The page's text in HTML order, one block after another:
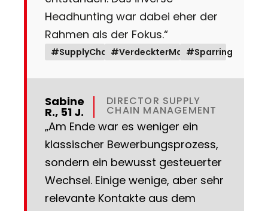
Headhunting war dabei eher der
Rahmen als der Fokus.“
#SupplyChain#VerdeckterMarkt#Sparring
Sabine
R., 51 J.
DIRECTOR SUPPLY
CHAIN MANAGEMENT
„Am Ende war es weniger ein
klassischer Bewerbungsprozess,
sondern ein bewusst gesteuerter
Wechsel. Einige wenige, aber sehr
relevante Kontakte aus dem